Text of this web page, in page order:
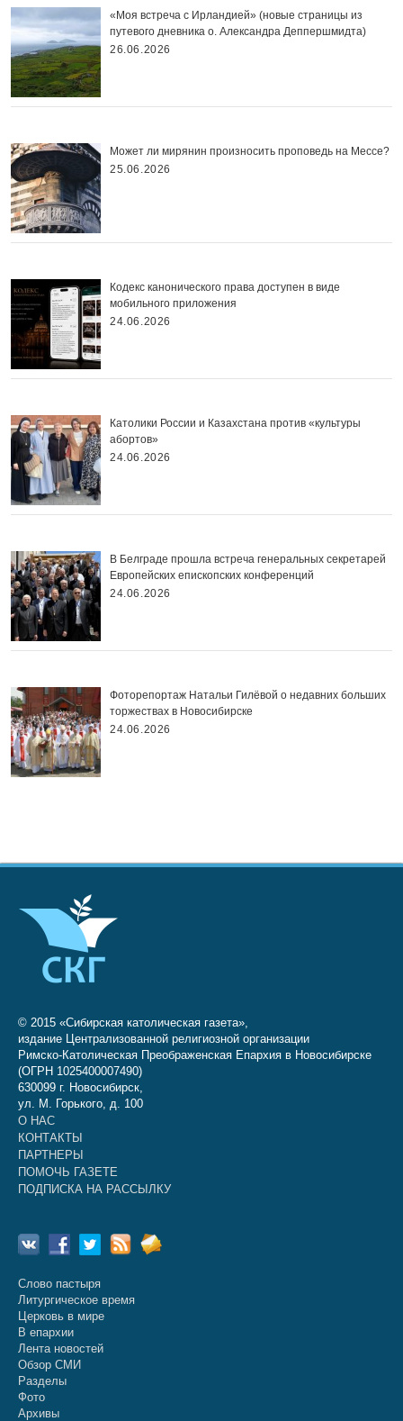
«Моя встреча с Ирландией» (новые страницы из
путевого дневника о. Александра Деппершмидта)
26.06.2026
Может ли мирянин произносить проповедь на Мессе?
25.06.2026
Кодекс канонического права доступен в виде
мобильного приложения
24.06.2026
Католики России и Казахстана против «культуры
абортов»
24.06.2026
В Белграде прошла встреча генеральных секретарей
Европейских епископских конференций
24.06.2026
Фоторепортаж Натальи Гилёвой о недавних больших
торжествах в Новосибирске
24.06.2026
© 2015 «Сибирская католическая газета»,
издание Централизованной религиозной организации
Римско-Католическая Преображенская Епархия в Новосибирске
(ОГРН 1025400007490)
630099 г. Новосибирск,
ул. М. Горького, д. 100
О НАС
КОНТАКТЫ
ПАРТНЕРЫ
ПОМОЧЬ ГАЗЕТЕ
ПОДПИСКА НА РАССЫЛКУ
Слово пастыря
Литургическое время
Церковь в мире
В епархии
Лента новостей
Обзор СМИ
Разделы
Фото
Архивы